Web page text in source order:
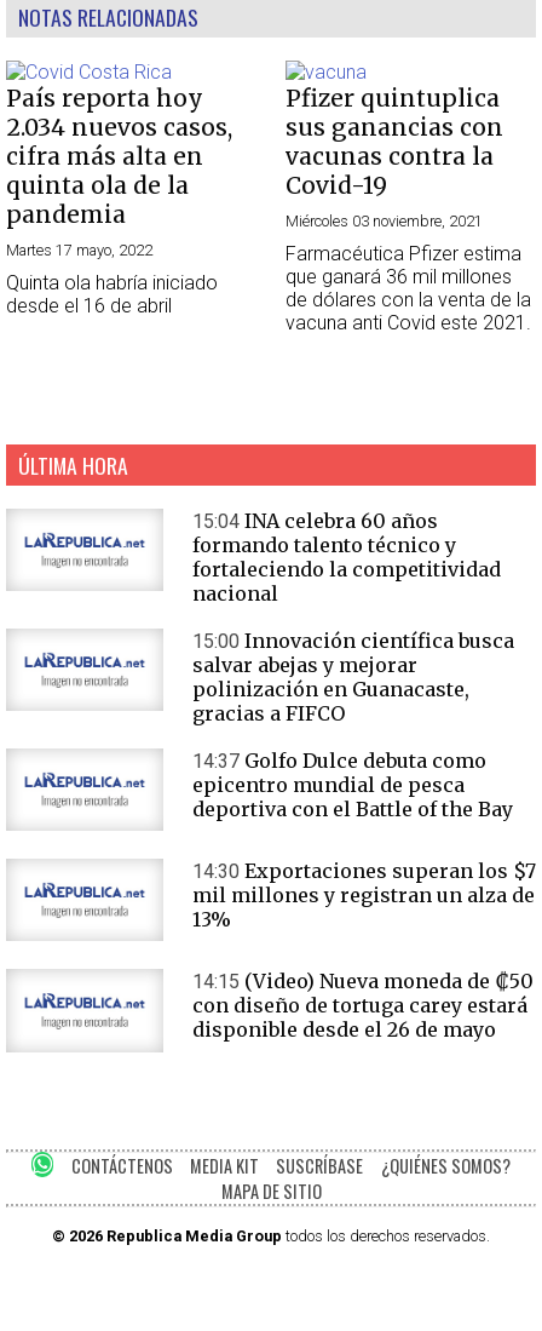
NOTAS RELACIONADAS
País reporta hoy
2.034 nuevos casos,
cifra más alta en
quinta ola de la
pandemia
Martes 17 mayo, 2022
Quinta ola habría iniciado
desde el 16 de abril
Pfizer quintuplica
sus ganancias con
vacunas contra la
Covid-19
Miércoles 03 noviembre, 2021
Farmacéutica Pfizer estima
que ganará 36 mil millones
de dólares con la venta de la
vacuna anti Covid este 2021.
ÚLTIMA HORA
15:04 INA celebra 60 años
formando talento técnico y
fortaleciendo la competitividad
nacional
15:00 Innovación científica busca
salvar abejas y mejorar
polinización en Guanacaste,
gracias a FIFCO
14:37 Golfo Dulce debuta como
epicentro mundial de pesca
deportiva con el Battle of the Bay
14:30 Exportaciones superan los $7
mil millones y registran un alza de
13%
14:15 (Video) Nueva moneda de ₡50
con diseño de tortuga carey estará
disponible desde el 26 de mayo
CONTÁCTENOS MEDIA KIT SUSCRÍBASE
¿QUIÉNES SOMOS?
MAPA DE SITIO
© 2026 Republica Media Group todos los derechos reservados.